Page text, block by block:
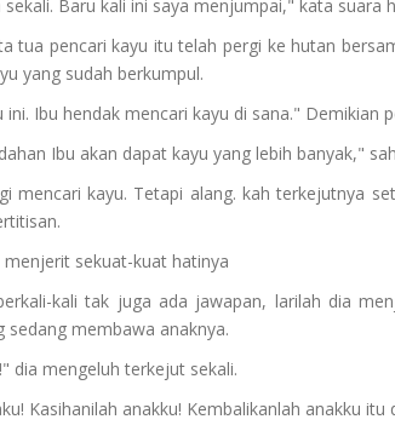
Baru kali ini saya menjumpai," kata suara
tua pencari kayu itu telah pergi ke hutan
yang sudah berkumpul.
ini. Ibu hendak mencari kayu di sana." Demikian
Ibu akan dapat kayu yang lebih banyak,"
mencari kayu. Tetapi alang. kah terkejutnya
menjerit sekuat-kuat hatinya
kali tak juga ada jawapan, larilah dia
sedang membawa anaknya.
dia mengeluh terkejut sekali.
Kasihanilah anakku! Kembalikanlah anakku